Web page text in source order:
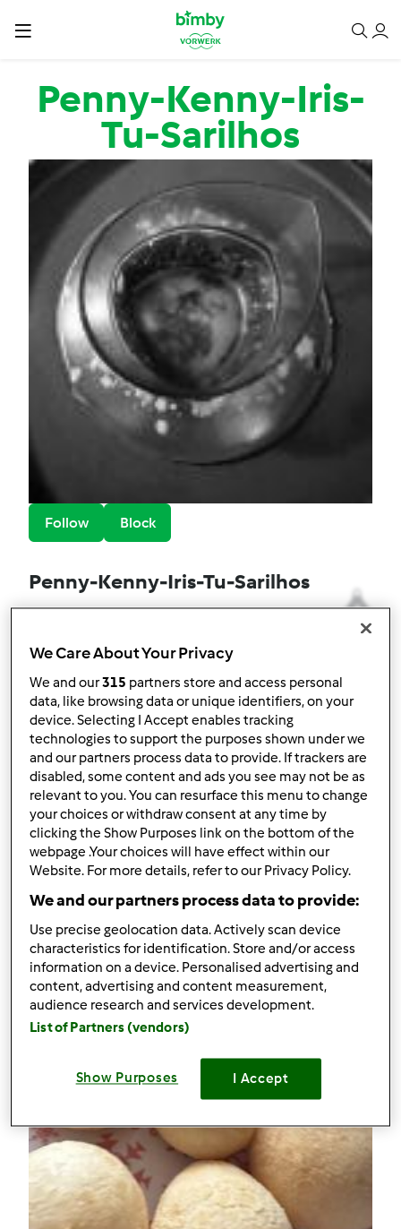
Passar para o conteúdo principal
Penny-Kenny-Iris-
Tu-Sarilhos
Follow Block
Penny-Kenny-Iris-Tu-Sarilhos
3
Melhor receita
Compota Agridoce de Figo e Malagueta
Receitas mais comentada
Pão de Queijo
Comentários
28
Receitas(4)
Mostrar tudo
Criar receita
We Care About Your Privacy
We and our315 partners store and access personal
data, like browsing data or unique identifiers, on your
device. Selecting I Accept enables tracking
technologies to support the purposes shown under we
and our partners process data to provide. If trackers are
disabled, some content and ads you see may not be as
relevant to you. You can resurface this menu to change
your choices or withdraw consent at any time by
clicking the Show Purposes link on the bottom of the
webpage .Your choices will have effect within our
Website. For more details, refer to our Privacy Policy.
We and our partners process data to provide:
Use precise geolocation data. Actively scan device
characteristics for identification. Store and/or access
information on a device. Personalised advertising and
content, advertising and content measurement,
audience research and services development.
List of Partners (vendors)
Show Purposes I Accept